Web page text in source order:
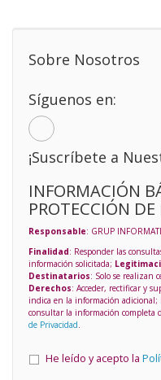
Sobre Nosotros
Síguenos en:
¡Suscríbete a
INFORMACIÓN
PROTECCIÓN
Responsable: GRUP
Finalidad: Responder las
información solicitada;
Destinatarios: Solo se realizan
Derechos: Acceder, rectificar y
indica en la información adicional;
consultar la información completa
de Privacidad
He leído y acepto la